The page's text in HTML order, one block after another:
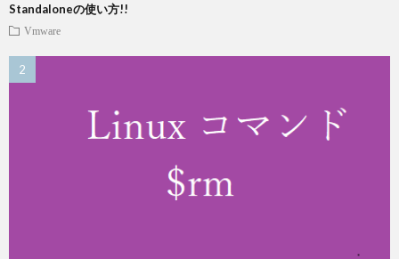
Standaloneの使い方!!
Vmware